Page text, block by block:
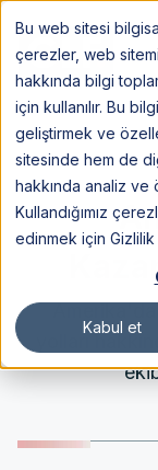
Bu web sitesi
çerezler, web
hakkında bilgi
için kullanılır. Bu
geliştirmek ve
sitesinde hem de
hakkında analiz ve
Kullandığımız
edinmek için Gizlilik
Kabul et
yolları